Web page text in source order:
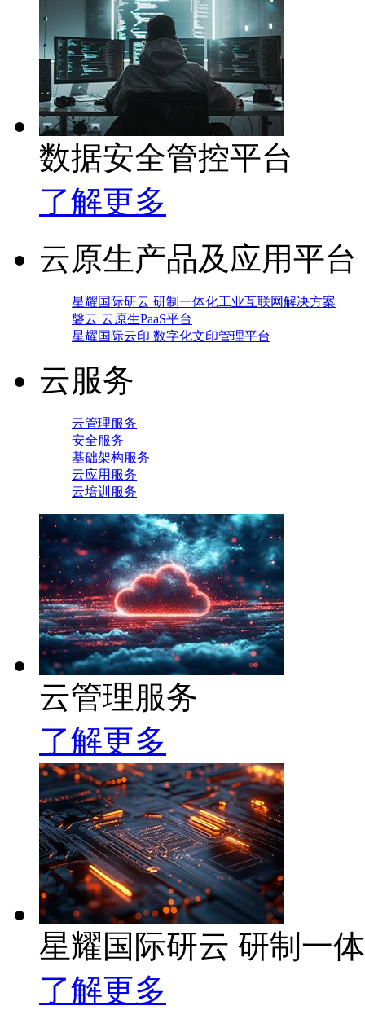
数据安全管控平台
了解更多
云原生产品及应用平台
星耀国际研云 研制一体化工业互联网解决方案
磐云 云原生PaaS平台
星耀国际云印 数字化文印管理平台
云服务
云管理服务
安全服务
基础架构服务
云应用服务
云培训服务
云管理服务
了解更多
星耀国际研云 研制一
了解更多